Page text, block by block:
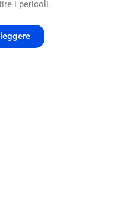
i pericoli.